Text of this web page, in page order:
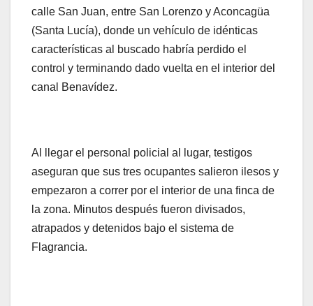
calle San Juan, entre San Lorenzo y Aconcagüa
(Santa Lucía), donde un vehículo de idénticas
características al buscado habría perdido el
control y terminando dado vuelta en el interior del
canal Benavídez.
Al llegar el personal policial al lugar, testigos
aseguran que sus tres ocupantes salieron ilesos y
empezaron a correr por el interior de una finca de
la zona. Minutos después fueron divisados,
atrapados y detenidos bajo el sistema de
Flagrancia.